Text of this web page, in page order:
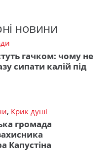
новини
гачком: чому не
сипати калій під
, Крик душі
громада
Капустіна